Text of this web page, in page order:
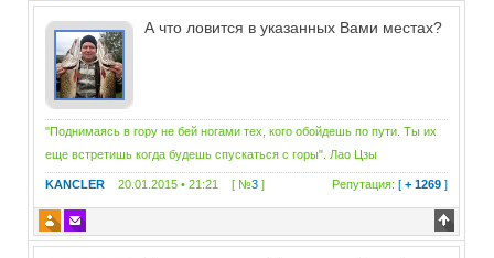
А что ловится в указанных Вами местах?
"Поднимаясь в гору не бей ногами тех, кого обойдешь по пути. Ты их
еще встретишь когда будешь спускаться с горы". Лао Цзы
KANCLER 20.01.2015 • 21:21 [ №3 ] Репутация: [+ 1269 ]